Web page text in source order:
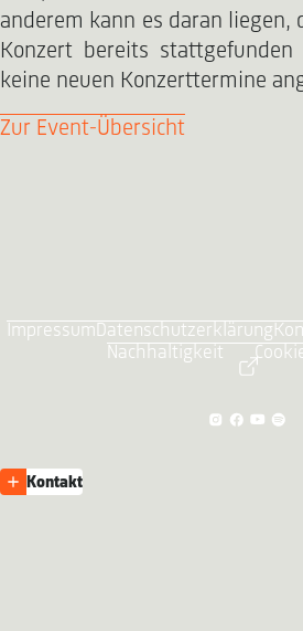
anderem kann es daran liegen,
Konzert bereits
keine neuen Konzerttermine
Zur Event-Übersicht
ImpressumDatenschutzerklärung
Nachhaltigkeit
Kontakt